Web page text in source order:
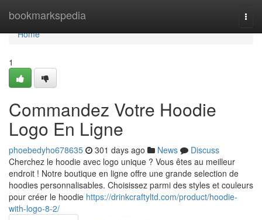
bookmarkspedia
Home
Home
1
Commandez Votre Hoodie
Logo En Ligne
phoebedyho678635 301 days ago News
Discuss
Cherchez le hoodie avec logo unique ? Vous êtes au meilleur
endroit ! Notre boutique en ligne offre une grande selection de
hoodies personnalisables. Choisissez parmi des styles et couleurs
pour créer le hoodie https://drinkcraftyltd.com/product/hoodie-
with-logo-8-2/